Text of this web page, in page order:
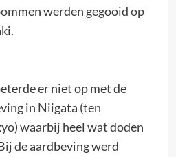
werden gegooid op
er niet op met de
in Niigata (ten
waarbij heel wat doden
de aardbeving werd